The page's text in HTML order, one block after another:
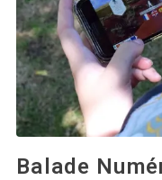
Balade